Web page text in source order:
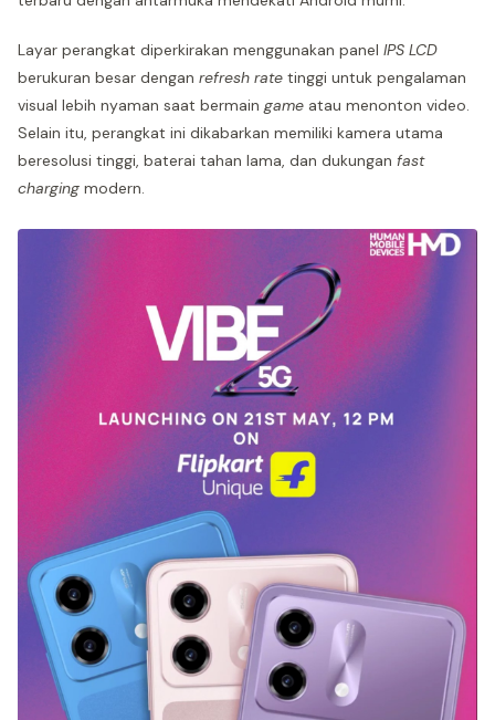
Layar perangkat diperkirakan menggunakan panel IPS LCD
berukuran besar dengan refresh rate tinggi untuk pengalaman
visual lebih nyaman saat bermain game atau menonton video.
Selain itu, perangkat ini dikabarkan memiliki kamera utama
beresolusi tinggi, baterai tahan lama, dan dukungan fast
charging modern.